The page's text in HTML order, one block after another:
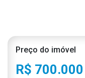
Preço do imóvel
R$ 700.000